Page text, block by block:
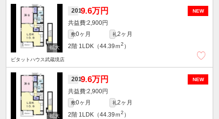
NEW
2019.6万円
2,900円
敷0ヶ月 礼2ヶ月
2階 1LDK（44.39ｍ2 ）
ピタットハウス武蔵境店
NEW
2019.6万円
2,900円
敷0ヶ月 礼2ヶ月
2階 1LDK（44.39ｍ2 ）